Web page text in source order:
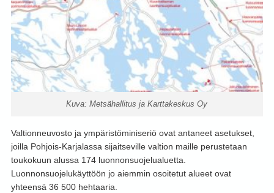
Kuva: Metsähallitus ja Karttakeskus Oy
Valtionneuvosto ja ympäristöminiseriö ovat antaneet asetukset,
joilla Pohjois-Karjalassa sijaitseville valtion maille perustetaan
toukokuun alussa 174 luonnonsuojelualuetta.
Luonnonsuojelukäyttöön jo aiemmin osoitetut alueet ovat
yhteensä 36 500 hehtaaria.